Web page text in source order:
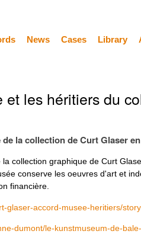
News Cases Library
les héritiers du
la collection de Curt Glaser
collection graphique de Curt
conserve les oeuvres d'art et
financière.
glaser-accord-musee-heritiers/
dumont/le-kunstmuseum-de-